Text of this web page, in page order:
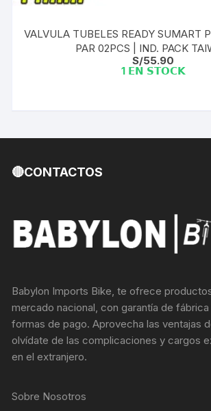
VALVULA TUBELES READY SUMART
PAR 02PCS | IND. PACK
S/55.90
1 𝗘𝗡 𝗦𝗧𝗢𝗖𝗞
🔴CONTACTOS
Babylon Imports Bike, te ofrece
mercado nacional, con garantía de
formas de pago. Aprovecha las ventajas
olvídate de las complicaciones y cargos
en el extranjero.
Sobre Nosotros